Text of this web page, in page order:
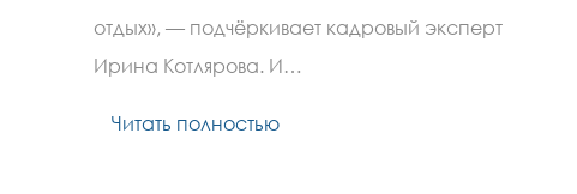
выбор
невозможен
отдых», — подчёркивает кадровый эксперт
Ирина Котлярова. И…
Читать полностью